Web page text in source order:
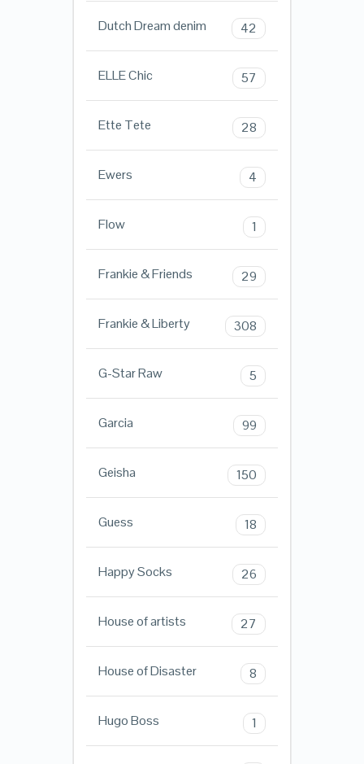
Dutch Dream denim 42
ELLE Chic 57
Ette Tete 28
Ewers 4
Flow 1
Frankie & Friends 29
Frankie & Liberty 308
G-Star Raw 5
Garcia 99
Geisha 150
Guess 18
Happy Socks 26
House of artists 27
House of Disaster 8
Hugo Boss 1